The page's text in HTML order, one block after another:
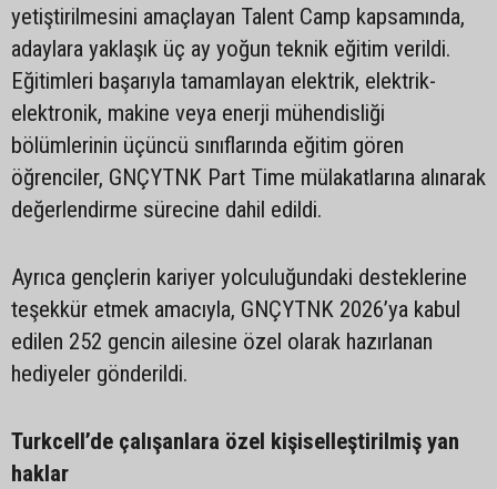
yetiştirilmesini amaçlayan Talent Camp kapsamında,
adaylara yaklaşık üç ay yoğun teknik eğitim verildi.
Eğitimleri başarıyla tamamlayan elektrik, elektrik-
elektronik, makine veya enerji mühendisliği
bölümlerinin üçüncü sınıflarında eğitim gören
öğrenciler, GNÇYTNK Part Time mülakatlarına alınarak
değerlendirme sürecine dahil edildi.
Ayrıca gençlerin kariyer yolculuğundaki desteklerine
teşekkür etmek amacıyla, GNÇYTNK 2026’ya kabul
edilen 252 gencin ailesine özel olarak hazırlanan
hediyeler gönderildi.
Turkcell’de çalışanlara özel kişiselleştirilmiş yan
haklar